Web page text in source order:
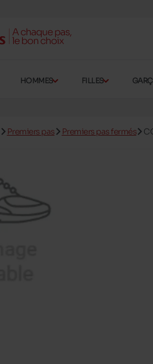
HOMMES FILLES
Premiers pas Premiers pas fermés